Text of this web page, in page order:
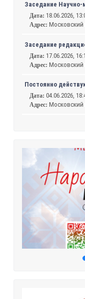
Заседание Научно-
Дата: 18.06.2026,
Адрес: Московский
Заседание
Дата: 17.06.2026,
Адрес: Московский
Постоянно
Дата:04.06.2026,
Адрес: Московский